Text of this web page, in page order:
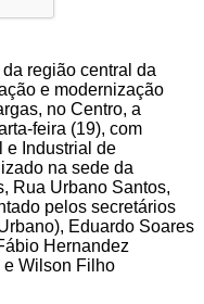
região central da
e modernização
no Centro, a
feira (19), com
e Industrial de
na sede da
Rua Urbano Santos,
pelos secretários
Eduardo Soares
Hernandez
e Wilson Filho